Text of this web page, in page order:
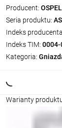
Producent: OSPEL
Seria produktu: AS
Indeks
Indeks TIM:
Kategoria:
Warianty